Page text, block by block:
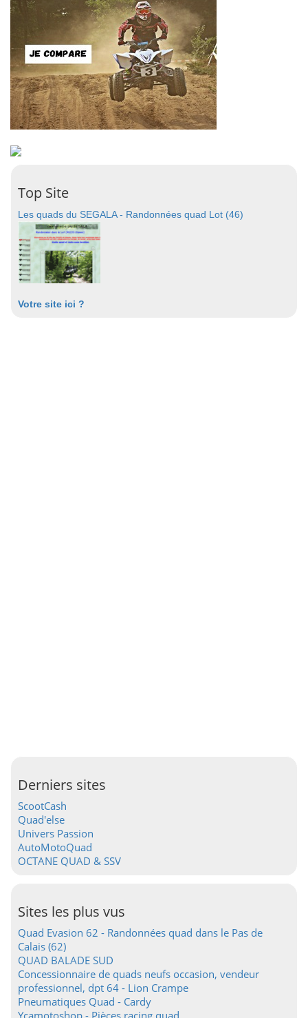
Top Site
Les quads du SEGALA - Randonnées quad Lot (46)
Votre site ici ?
Derniers sites
ScootCash
Quad'else
Univers Passion
AutoMotoQuad
OCTANE QUAD & SSV
Sites les plus vus
Quad Evasion 62 - Randonnées quad dans le Pas de
Calais (62)
QUAD BALADE SUD
Concessionnaire de quads neufs occasion, vendeur
professionnel, dpt 64 - Lion Crampe
Pneumatiques Quad - Cardy
Ycamotoshop - Pièces racing quad